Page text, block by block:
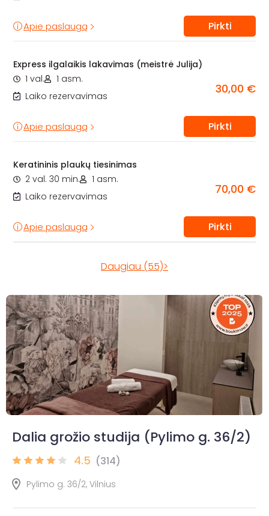
Apie paslaugą Pirkti
Express ilgalaikis lakavimas (meistrė Julija)
1 val.
1 asm.
Laiko rezervavimas
30,00 €
Apie paslaugą Pirkti
Keratininis plaukų tiesinimas
2 val. 30 min.
1 asm.
Laiko rezervavimas
70,00 €
Apie paslaugą Pirkti
Daugiau (55)>
Dalia grožio studija (Pylimo g. 36/2)
4.5 (314)
Pylimo g. 36/2, Vilnius